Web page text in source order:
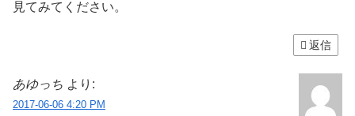
見てみてください。
返信
あゆっち より:
2017-06-06 4:20 PM